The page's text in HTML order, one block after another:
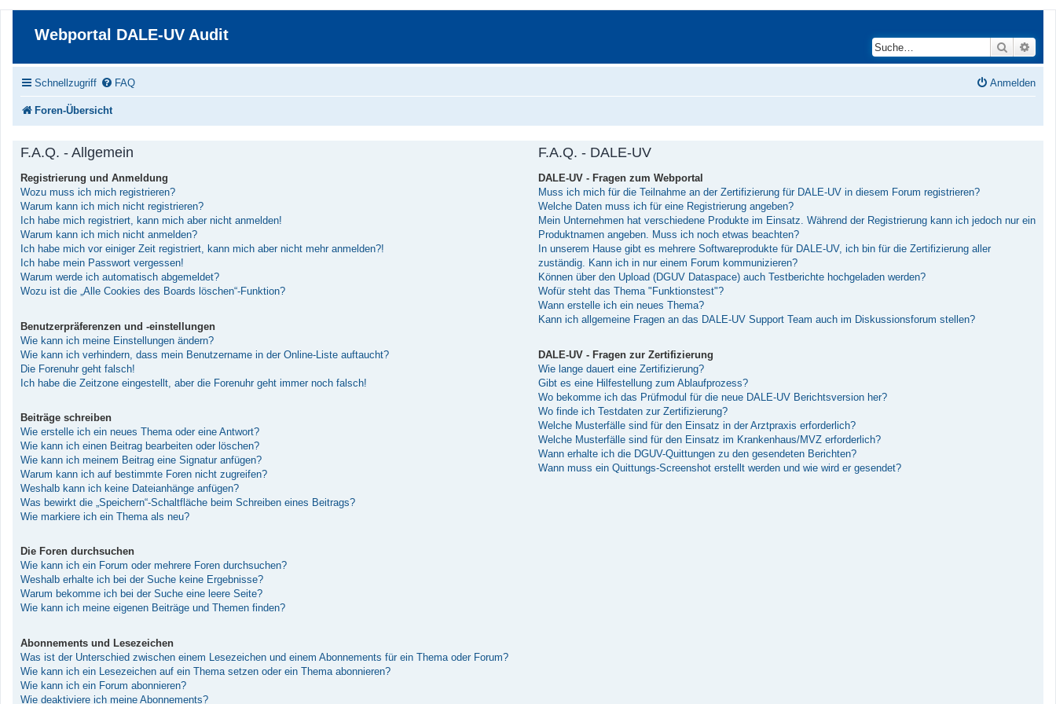
Webportal DALE-UV Audit
Suche
Schnellzugriff FAQ Anmelden
Foren-Übersicht
F.A.Q. - Allgemein
Registrierung und Anmeldung
Wozu muss ich mich registrieren?
Warum kann ich mich nicht registrieren?
Ich habe mich registriert, kann mich aber nicht anmelden!
Warum kann ich mich nicht anmelden?
Ich habe mich vor einiger Zeit registriert, kann mich aber nicht mehr anmelden?!
Ich habe mein Passwort vergessen!
Warum werde ich automatisch abgemeldet?
Wozu ist die „Alle Cookies des Boards löschen“-Funktion?
Benutzerpräferenzen und -einstellungen
Wie kann ich meine Einstellungen ändern?
Wie kann ich verhindern, dass mein Benutzername in der Online-Liste auftaucht?
Die Forenuhr geht falsch!
Ich habe die Zeitzone eingestellt, aber die Forenuhr geht immer noch falsch!
Beiträge schreiben
Wie erstelle ich ein neues Thema oder eine Antwort?
Wie kann ich einen Beitrag bearbeiten oder löschen?
Wie kann ich meinem Beitrag eine Signatur anfügen?
Warum kann ich auf bestimmte Foren nicht zugreifen?
Weshalb kann ich keine Dateianhänge anfügen?
Was bewirkt die „Speichern“-Schaltfläche beim Schreiben eines Beitrags?
Wie markiere ich ein Thema als neu?
Die Foren durchsuchen
Wie kann ich ein Forum oder mehrere Foren durchsuchen?
Weshalb erhalte ich bei der Suche keine Ergebnisse?
Warum bekomme ich bei der Suche eine leere Seite?
Wie kann ich meine eigenen Beiträge und Themen finden?
Abonnements und Lesezeichen
Was ist der Unterschied zwischen einem Lesezeichen und einem Abonnements für ein Thema oder Forum?
Wie kann ich ein Lesezeichen auf ein Thema setzen oder ein Thema abonnieren?
Wie kann ich ein Forum abonnieren?
Wie deaktiviere ich meine Abonnements?
F.A.Q. - DALE-UV
DALE-UV - Fragen zum Webportal
Muss ich mich für die Teilnahme an der Zertifizierung für DALE-UV in diesem Forum registrieren?
Welche Daten muss ich für eine Registrierung angeben?
Mein Unternehmen hat verschiedene Produkte im Einsatz. Während der Registrierung kann ich jedoch nur ein
Produktnamen angeben. Muss ich noch etwas beachten?
In unserem Hause gibt es mehrere Softwareprodukte für DALE-UV, ich bin für die Zertifizierung aller
zuständig. Kann ich in nur einem Forum kommunizieren?
Können über den Upload (DGUV Dataspace) auch Testberichte hochgeladen werden?
Wofür steht das Thema "Funktionstest"?
Wann erstelle ich ein neues Thema?
Kann ich allgemeine Fragen an das DALE-UV Support Team auch im Diskussionsforum stellen?
DALE-UV - Fragen zur Zertifizierung
Wie lange dauert eine Zertifizierung?
Gibt es eine Hilfestellung zum Ablaufprozess?
Wo bekomme ich das Prüfmodul für die neue DALE-UV Berichtsversion her?
Wo finde ich Testdaten zur Zertifizierung?
Welche Musterfälle sind für den Einsatz in der Arztpraxis erforderlich?
Welche Musterfälle sind für den Einsatz im Krankenhaus/MVZ erforderlich?
Wann erhalte ich die DGUV-Quittungen zu den gesendeten Berichten?
Wann muss ein Quittungs-Screenshot erstellt werden und wie wird er gesendet?